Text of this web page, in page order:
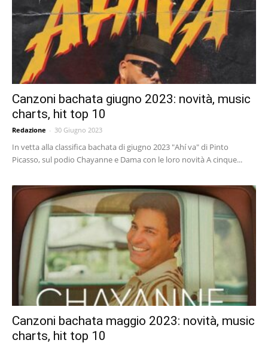
Canzoni bachata giugno 2023: novità, music
charts, hit top 10
Redazione - 30 Giugno 2023
In vetta alla classifica bachata di giugno 2023 "Ahí va" di Pinto
Picasso, sul podio Chayanne e Dama con le loro novità A cinque...
Canzoni bachata maggio 2023: novità, music
charts, hit top 10